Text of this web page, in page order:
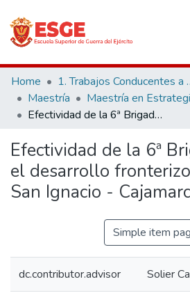
Communities & Collections
All of DSpace
Home 1. Trabajos
Maestría
Efectividad de la 6ª Brigada Selva en el desarrollo fronterizo del sector San Ignacio - Cajamarca, 2023
Efectividad de la 6ª
el desarrollo
San Ignacio -
Simple item
dc.contributor.advisor Solier